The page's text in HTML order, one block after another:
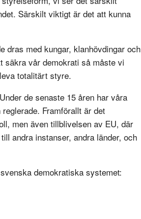
Särskilt viktigt är det att kunna
dras med kungar, klanhövdingar och
säkra vår demokrati så måste vi
totalitärt styre.
de senaste 15 åren har våra
Framförallt är det
men även tillblivelsen av EU, där
andra instanser, andra länder, och
demokratiska systemet: